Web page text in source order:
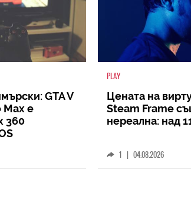
GTA V
Max е
360
PLAY
Цената на
Steam Frame
нереална: над
1 | 04.08.2026